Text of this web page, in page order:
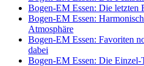
Bogen-EM Essen: Die letzten
Bogen-EM Essen:
Atmosphäre
Bogen-EM Essen: Favoriten
dabei
Bogen-EM Essen: Die Einzel-